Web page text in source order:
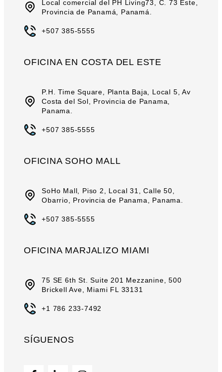
Local comercial del PH Living73, C. 73 Este,
Provincia de Panamá, Panamá.
+507 385-5555
OFICINA EN COSTA DEL ESTE
P.H. Time Square, Planta Baja, Local 5, Av
Costa del Sol, Provincia de Panama,
Panama.
+507 385-5555
OFICINA SOHO MALL
SoHo Mall, Piso 2, Local 31, Calle 50,
Obarrio, Provincia de Panama, Panama.
+507 385-5555
OFICINA MARJALIZO MIAMI
75 SE 6th St. Suite 201 Mezzanine, 500
Brickell Ave, Miami FL 33131
+1 786 233-7492
SÍGUENOS